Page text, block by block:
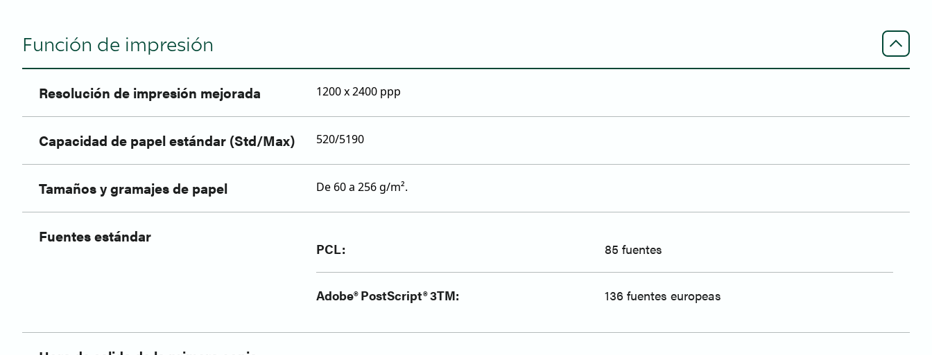
Función de impresión
Resolución de impresión mejorada 1200 x 2400 ppp
Capacidad de papel estándar (Std/Max) 520/5190
Tamaños y gramajes de papel De 60 a 256 g/m².
Fuentes estándar
PCL: 85 fuentes
Adobe® PostScript® 3TM: 136 fuentes europeas